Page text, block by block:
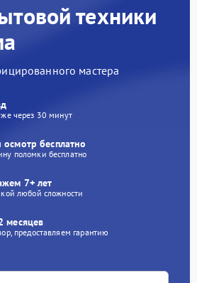
техники
мастера
через 30 минут
бесплатно
поломки бесплатно
7+ лет
любой сложности
месяцев
предоставляем гарантию